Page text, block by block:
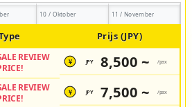
10 / Oktober 11 / November
Prijs (JPY)
REVIEW
¥ JPY 8,500 ~ /pax
REVIEW
¥ JPY 7,500 ~ /pax